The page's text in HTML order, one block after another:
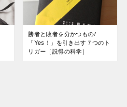
勝者と敗者を分かつもの/
「Yes！」を引き出す７つのト
リガー［説得の科学］